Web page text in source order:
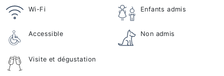
Wi-Fi Enfants admis
Accessible Non admis
Visite et dégustation